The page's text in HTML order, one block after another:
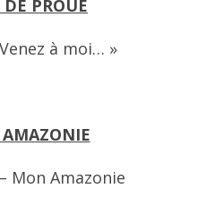
PROUE
à moi… »
Mon Amazonie